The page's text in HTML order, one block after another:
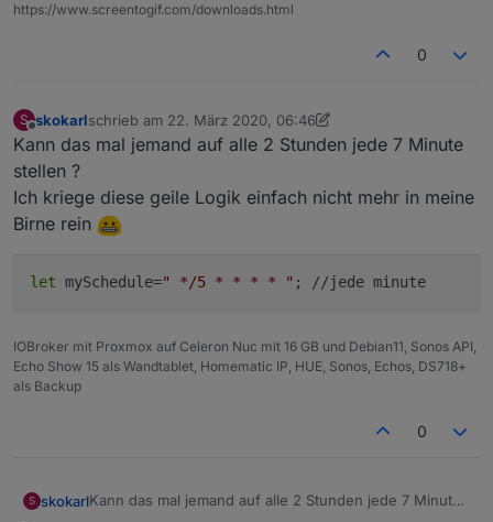
4	false		2020-03-21
11	false		2020-03-21
false	true		2020-03-21
5	false		2020-03-21
false	true		2020-03-21
und bei der nächsten Bewegung wurde der DP
https://www.screentogif.com/downloads.html
0
S
Offline
skokarlschrieb am 22. März 2020, 06:46
zuletzt editiert von skokarl
Kann das mal jemand auf alle 2 Stunden jede 7 Minute
stellen ?
Ich kriege diese geile Logik einfach nicht mehr in meine
Birne rein
let mySchedule=" */5 * * * * " ; //jede minute
IOBroker mit Proxmox auf Celeron Nuc mit 16 GB und Debian11, Sonos API,
Echo Show 15 als Wandtablet, Homematic IP, HUE, Sonos, Echos, DS718+
als Backup
0
S skokarlKann das mal jemand auf alle 2 Stunden jede 7 Minute